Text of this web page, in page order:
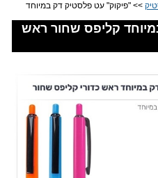
>> "פיקוק" עט פלסטיק דק במיוחד
קליפס שחור ראש